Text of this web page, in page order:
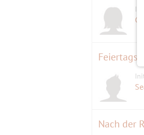
Feiertags
Nach der